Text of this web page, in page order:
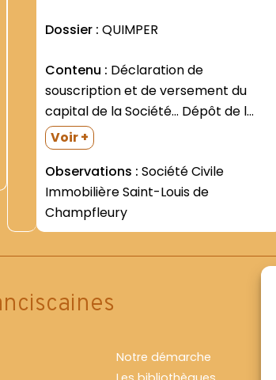
Dossier : QUIMPER
Contenu :
souscription et de versement du
capital de la Société... Dépôt de l
Assemblée constitutive... "" (15
décembre 1933 - 17 janvier 1934) -
Statuts de la Société- publiés dans
Les Affiches versaillaises et du
département de Seine-et-Oise...-10e
année- n°96-...
Voir +
Observations : Société Civile
Immobilière Saint-Louis de
Champfleury
Notre démarche